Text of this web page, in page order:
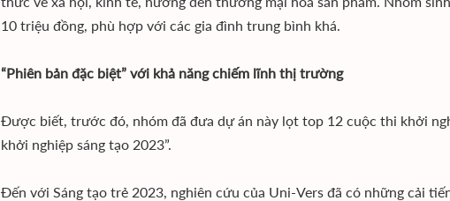
10 triệu đồng, phù hợp với các gia đình trung bình khá.
“Phiên bản đặc biệt” với khả năng chiếm lĩnh thị trường
Được biết, trước đó, nhóm đã đưa dự án này lọt top 12 cuộc thi khởi
khởi nghiệp sáng tạo 2023”.
Đến với Sáng tạo trẻ 2023, nghiên cứu của Uni-Vers đã có những cải